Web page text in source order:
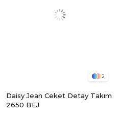
2
Daisy Jean Ceket Detay Takım
2650 BEJ